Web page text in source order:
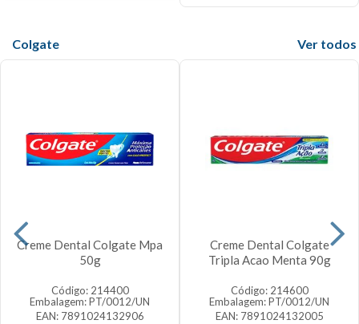
Colgate
Creme Dental Colgate Mpa
50g
Código: 214400
Embalagem: PT/0012/UN
EAN: 7891024132906
Creme Dental Colgate
Tripla Acao Menta 90g
Código: 214600
Embalagem: PT/0012/UN
EAN: 7891024132005